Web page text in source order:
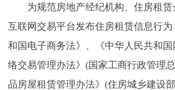
政民互动
12345网上接诉即办 我要咨询
为规范房地产经纪机构、住房租赁
互联网交易平台发布住房租赁信息行
和国电子商务法》、《中华人民共和
络交易管理办法》(国家工商行政管理
品房屋租赁管理办法》(住房城乡建设